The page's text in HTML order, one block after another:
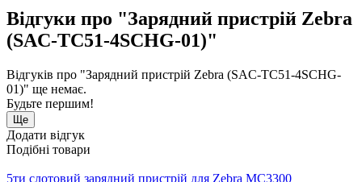
Відгуки про "Зарядний пристрій Zebra
(SAC-TC51-4SCHG-01)"
Відгуків про "Зарядний пристрій Zebra (SAC-TC51-4SCHG-
01)" ще немає.
Будьте першим!
Ще
Додати відгук
Подібні товари
5ти слотовий зарядний пристрій для Zebra MC3300